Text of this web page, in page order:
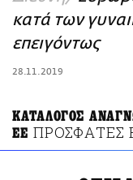
ΑΜΠΑ
PRINT
κατά των
επειγόντως
28.11.2019
ΚΑΤΑΛΟΓΟΣ
ΕΕ ΠΡΟΣΦΑΤΕΣ